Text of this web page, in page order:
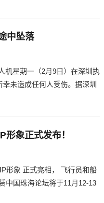
中坠落
机星期一（2月9日）在深圳执
未造成任何人受伤。据深圳
象正式发布！
形象 正式亮相， 飞行员和船
中国珠海论坛将于11月12-13